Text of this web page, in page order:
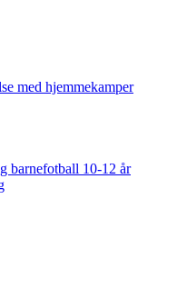
med hjemmekamper
barnefotball 10-12 år